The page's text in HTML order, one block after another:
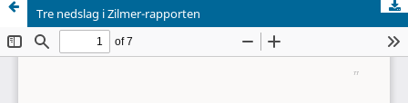
Tre nedslag i Zilmer-rapporten